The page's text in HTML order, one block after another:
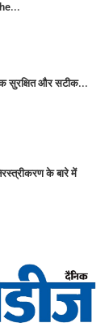
सुरक्षित और सटीक...
के बारे में